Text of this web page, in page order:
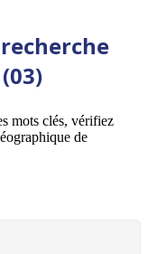
mots clés, vérifiez
de